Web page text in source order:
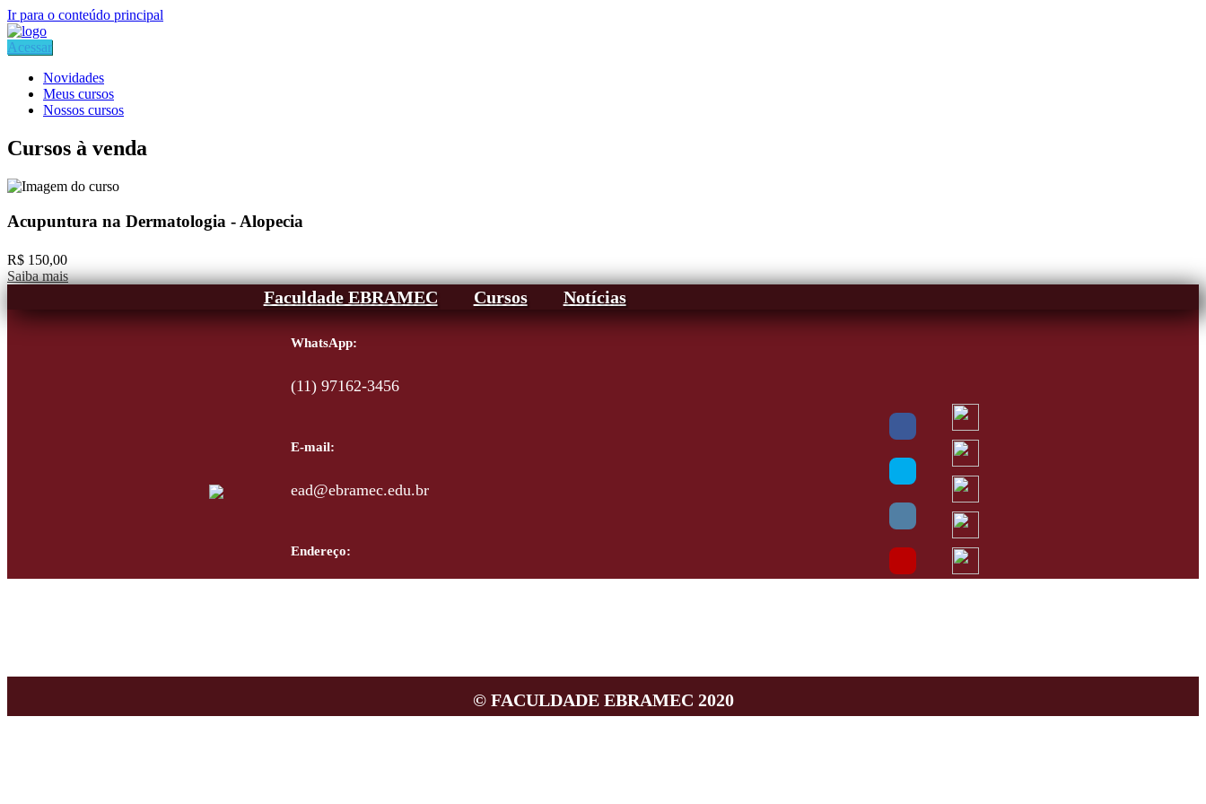
Ir para o conteúdo principal
Acessar
Novidades
Meus cursos
Nossos cursos
Cursos à venda
Acupuntura na Dermatologia - Alopecia
R$ 150,00
Saiba mais
Faculdade EBRAMEC Cursos Notícias
WhatsApp:
(11) 97162-3456
E-mail:
ead@ebramec.edu.br
Endereço:
© FACULDADE EBRAMEC 2020